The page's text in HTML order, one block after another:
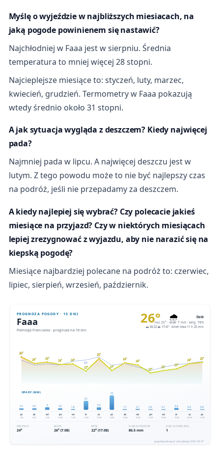
Myślę o wyjeździe w najbliższych miesiacach, na
jaką pogode powinienem się nastawić?
Najchłodniej w Faaa jest w sierpniu. Średnia
temperatura to mniej więcej 28 stopni.
Najcieplejsze miesiące to: styczeń, luty, marzec,
kwiecień, grudzień. Termometry w Faaa pokazują
wtedy średnio około 31 stopni.
A jak sytuacja wygląda z deszczem? Kiedy najwięcej
pada?
Najmniej pada w lipcu. A najwięcej deszczu jest w
lutym. Z tego powodu może to nie być najlepszy czas
na podróż, jeśli nie przepadamy za deszczem.
A kiedy najlepiej się wybrać? Czy polecacie jakieś
miesiące na przyjazd? Czy w niektórych miesiącach
lepiej zrezygnować z wyjazdu, aby nie narazić się na
kiepską pogodę?
Miesiące najbardziej polecane na podróż to: czerwiec,
lipiec, sierpień, wrzesień, październik.